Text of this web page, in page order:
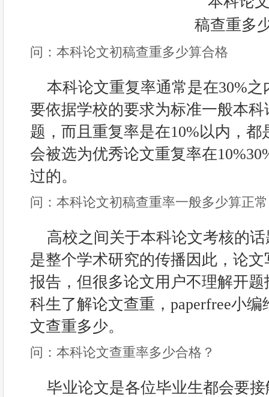
问：本科论文初稿查重多少算合格
本科论文重复率通常是在30%
要依据学校的要求为标准一般本
题，而且重复率是在10%以内，
会被选为优秀论文重复率在
过的。
问：本科论文初稿查重率一般多少算正常
高校之间关于本科论文考核的
是整个学术研究的传播因此，论
报告，但很多论文用户不理解开
科生了解论文查重，paperfree小
文查重多少。
问：本科论文查重率多少合格？
毕业论文是各位毕业生都会要